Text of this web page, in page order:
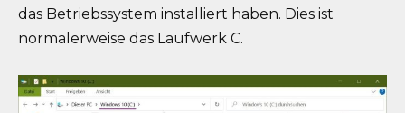
das Betriebssystem installiert haben. Dies ist
normalerweise das Laufwerk C.